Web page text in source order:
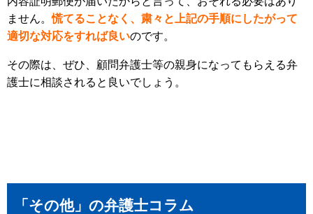
ません。慌てることなく、粛々と上記の手順にしたがって
適切な対応をすれば良いのです。
その際は、ぜひ、顧問弁護士等の親身になってもらえる弁
護士に相談されると良いでしょう。
「その他」の弁護士コラム